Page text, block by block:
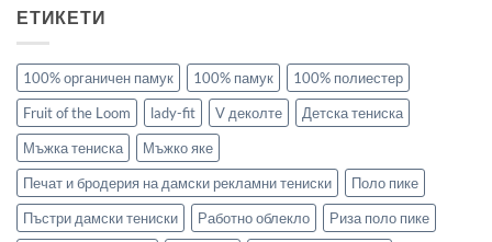
ЕТИКЕТИ
100% органичен памук 100% памук
100% полиестер
Fruit of the Loom
lady-fit V деколте
Детска тениска
Мъжка тениска
Мъжко яке
Печат и бродерия на дамски рекламни тениски
Поло пике
Пъстри дамски тениски
Работно облекло
Риза поло пике